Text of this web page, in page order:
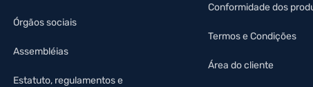
Órgãos sociais
Assembléias
Estatuto, regulamentos e
Conformidade dos
Termos e Condições
Área do cliente